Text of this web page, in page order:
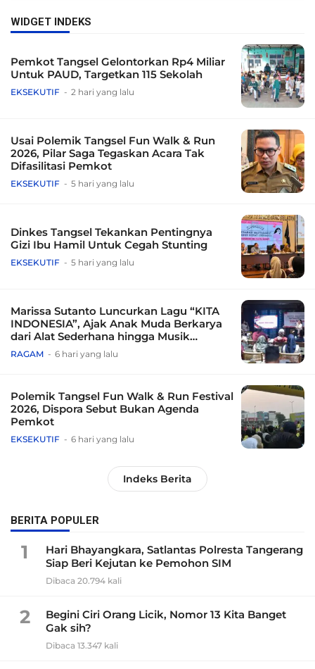
WIDGET INDEKS
Pemkot Tangsel Gelontorkan Rp4 Miliar
Untuk PAUD, Targetkan 115 Sekolah
EKSEKUTIF 2 hari yang lalu
Usai Polemik Tangsel Fun Walk & Run
2026, Pilar Saga Tegaskan Acara Tak
Difasilitasi Pemkot
EKSEKUTIF 5 hari yang lalu
Dinkes Tangsel Tekankan Pentingnya
Gizi Ibu Hamil Untuk Cegah Stunting
EKSEKUTIF 5 hari yang lalu
Marissa Sutanto Luncurkan Lagu “KITA
INDONESIA”, Ajak Anak Muda Berkarya
dari Alat Sederhana hingga Musik
Tradisional
RAGAM 6 hari yang lalu
Polemik Tangsel Fun Walk & Run Festival
2026, Dispora Sebut Bukan Agenda
Pemkot
EKSEKUTIF 6 hari yang lalu
Indeks Berita
BERITA POPULER
1
Hari Bhayangkara, Satlantas Polresta Tangerang
Siap Beri Kejutan ke Pemohon SIM
Dibaca 20.794 kali
2
Begini Ciri Orang Licik, Nomor 13 Kita Banget
Gak sih?
Dibaca 13.347 kali